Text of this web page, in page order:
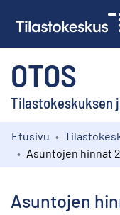
OTOS
Tilastokeskuksen
Kokoelmat
Etusivu
Asuntojen